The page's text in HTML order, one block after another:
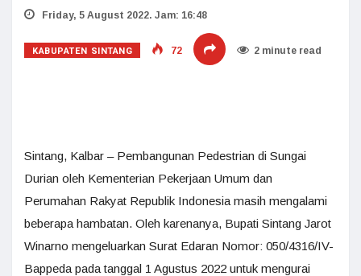
Friday, 5 August 2022. Jam: 16:48
KABUPATEN SINTANG 72 2 minute read
Sintang, Kalbar – Pembangunan Pedestrian di Sungai
Durian oleh Kementerian Pekerjaan Umum dan
Perumahan Rakyat Republik Indonesia masih mengalami
beberapa hambatan. Oleh karenanya, Bupati Sintang Jarot
Winarno mengeluarkan Surat Edaran Nomor: 050/4316/IV-
Bappeda pada tanggal 1 Agustus 2022 untuk mengurai